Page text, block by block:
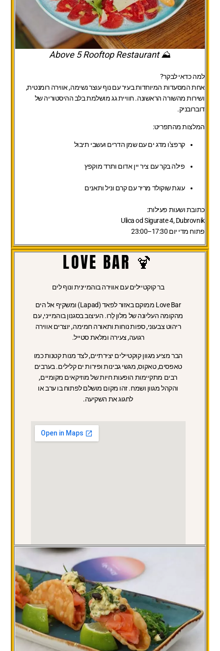
⛰️ Above 5 Rooftop Restaurant
למה כדאי לבקר?
אחת המסעדות המיוחדות בעיר עם נוף עוצר נשימה, אווירה רומנטית,
ושירות מהשורה הראשונה. חוויית גג מושלמת בלב ההיסטוריה של
דוברובניק.
המלצות מהתפריט:
קרפצ'ו מדג ים עם שמן הדרים ועשבי תיבול
פילה בקר עם ציר יין אדום ותרד מוקפץ
עוגת שוקולד מריר עם קרם וניל ותאנים
כתובת ושעות פעילות:
Ulica od Sigurate 4, Dubrovnik
פתוח מדי יום 17:30–23:00
🍹 LOVE BAR
בר קוקטיילים עם אווירה בוהמיינית ונוף לים
Love Bar ממוקם באזור לפאד (Lapad) ומשקיף אל הים
מהקומה העליונה של מלון לֶרו. העיצוב בסגנון בוהמייני, עם
ריהוט צבעוני, ספות נוחות ותאורה חמימה, יוצרים אווירה
רגועה, צעירה ומלאת סטייל.
הבר מציע מגוון קוקטיילים יצירתיים, לצד מנות קטנות כמו
טאפסים, טאקוס, מגשי גבינות ופירות ים קלילים. בערבים
רבים מתקיימות הופעות חיות של מוזיקאים מקומיים,
והקהל מגוון ושמח. זהו מקום מושלם לפתוח בו ערב או
לחגוג את השקיעה.